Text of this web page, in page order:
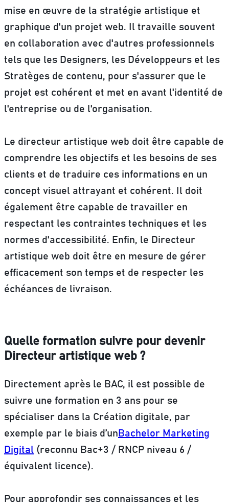
mise en œuvre de la stratégie artistique et
graphique d'un projet web. Il travaille souvent
en collaboration avec d'autres professionnels
tels que les Designers, les Développeurs et les
Stratèges de contenu, pour s'assurer que le
projet est cohérent et met en avant l'identité de
l'entreprise ou de l'organisation.
Le directeur artistique web doit être capable de
comprendre les objectifs et les besoins de ses
clients et de traduire ces informations en un
concept visuel attrayant et cohérent. Il doit
également être capable de travailler en
respectant les contraintes techniques et les
normes d'accessibilité. Enfin, le Directeur
artistique web doit être en mesure de gérer
efficacement son temps et de respecter les
échéances de livraison.
Quelle formation suivre pour devenir
Directeur artistique web ?
Directement après le BAC, il est possible de
suivre une formation en 3 ans pour se
spécialiser dans la Création digitale, par
exemple par le biais d’un Bachelor Marketing
Digital (reconnu Bac+3 / RNCP niveau 6 /
équivalent licence).
Pour approfondir ses connaissances et les